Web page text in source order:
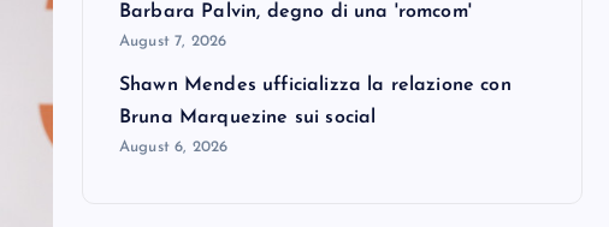
Barbara Palvin, degno di una 'romcom'
August 7, 2026
Shawn Mendes ufficializza la relazione con
Bruna Marquezine sui social
August 6, 2026